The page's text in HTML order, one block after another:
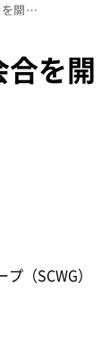
日米宇宙協力ワーキンググループ 第10回会合を開催（6月11日）
を開
（SCWG）